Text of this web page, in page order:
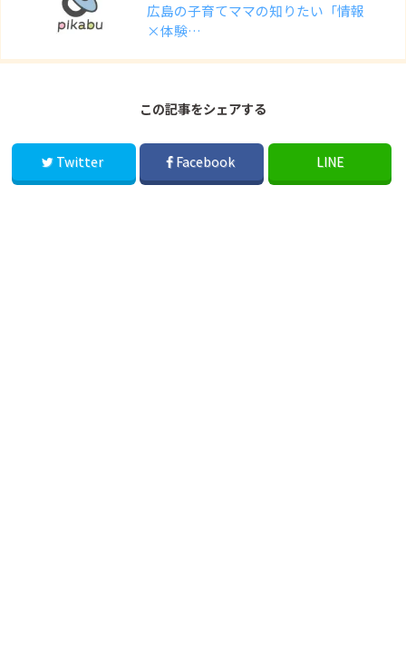
広島の子育てママの知りたい「情報
×体験…
この記事をシェアする
Twitter Facebook LINE